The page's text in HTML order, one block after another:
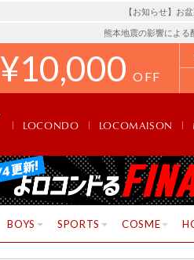
【お知らせ】お
熊本地震の影響による
¥10,000 OFF
LOCONDO LOCOMAISON
BOYS SPORTS COSME